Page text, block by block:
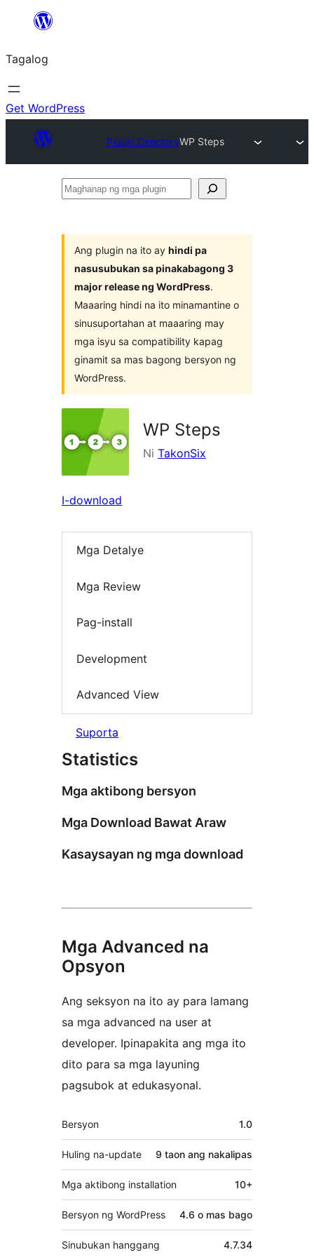
Lumaktaw
sa
content
Tagalog
Get WordPress
Plugin DirectoryWP Steps
Maghanap
plugin
Ang plugin na ito ay hindi pa
nasusubukan sa pinakabagong 3
major release ng WordPress.
Maaaring hindi na ito minamantine o
sinusuportahan at maaaring may
mga isyu sa compatibility kapag
ginamit sa mas bagong bersyon ng
WordPress.
WP Steps
Ni TakonSix
I-download
Mga Detalye
Mga Review
Pag-install
Development
Advanced View
Suporta
Statistics
Mga aktibong bersyon
Mga Download Bawat Araw
Kasaysayan ng mga download
Mga Advanced na
Opsyon
Ang seksyon na ito ay para lamang
sa mga advanced na user at
developer. Ipinapakita ang mga ito
dito para sa mga layuning
pagsubok at edukasyonal.
Meta
Bersyon 1.0
Huling na-update 9 taon ang nakalipas
Mga aktibong installation 10+
Bersyon ng WordPress 4.6 o mas bago
Sinubukan hanggang 4.7.34